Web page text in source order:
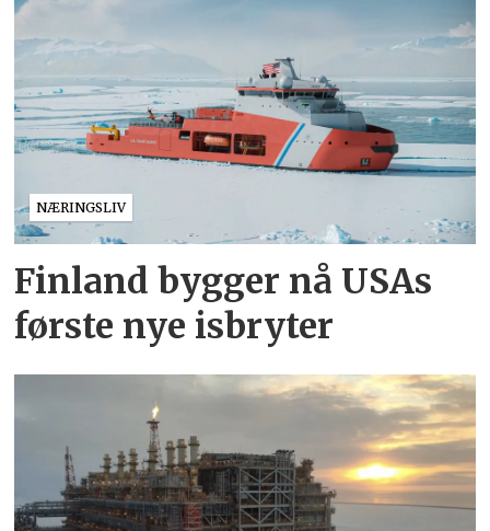
NÆRINGSLIV
Finland bygger nå USAs
første nye isbryter